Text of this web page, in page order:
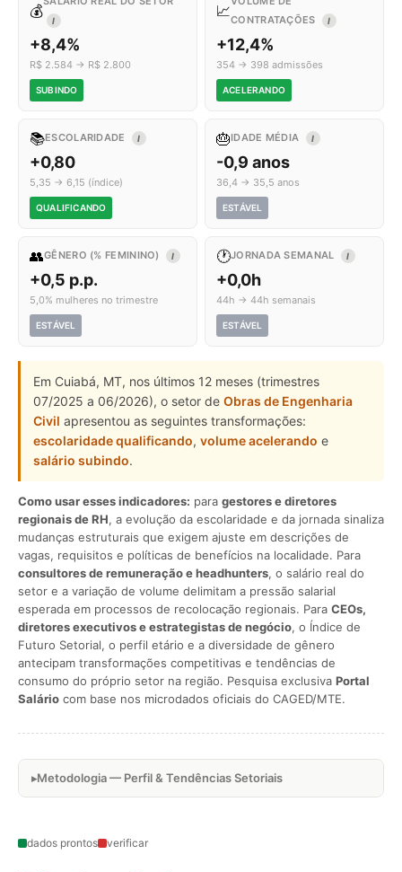
💰
I
+8,4%
R$ 2.584 → R$ 2.800
SUBINDO
📈CONTRATAÇÕES
I
+12,4%
354 → 398 admissões
ACELERANDO
📚ESCOLARIDADE I
+0,80
5,35 → 6,15 (índice)
QUALIFICANDO
🎂IDADE MÉDIA I
-0,9 anos
36,4 → 35,5 anos
ESTÁVEL
👥GÊNERO (% FEMININO) I
+0,5 p.p.
5,0% mulheres no trimestre
ESTÁVEL
🕐JORNADA SEMANAL I
+0,0h
44h → 44h semanais
ESTÁVEL
Em Cuiabá, MT, nos últimos 12 meses (trimestres
07/2025 a 06/2026), o setor de Obras de Engenharia
Civil apresentou as seguintes transformações:
escolaridade qualificando, volume acelerando e
salário subindo.
Como usar esses indicadores: para gestores e diretores
regionais de RH, a evolução da escolaridade e da jornada sinaliza
mudanças estruturais que exigem ajuste em descrições de
vagas, requisitos e políticas de benefícios na localidade. Para
consultores de remuneração e headhunters, o salário real do
setor e a variação de volume delimitam a pressão salarial
esperada em processos de recolocação regionais. Para CEOs,
diretores executivos e estrategistas de negócio, o Índice de
Futuro Setorial, o perfil etário e a diversidade de gênero
antecipam transformações competitivas e tendências de
consumo do próprio setor na região. Pesquisa exclusiva Portal
Salário com base nos microdados oficiais do CAGED/MTE.
Metodologia — Perfil & Tendências Setoriais
dados prontos verificar